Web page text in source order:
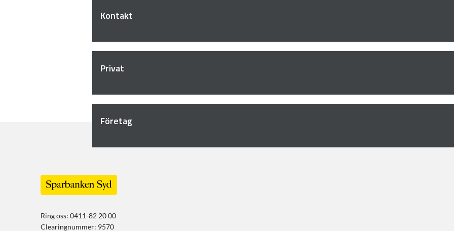
Kontakt
Privat
Företag
Ring oss: 0411-82 20 00
Clearingnummer: 9570